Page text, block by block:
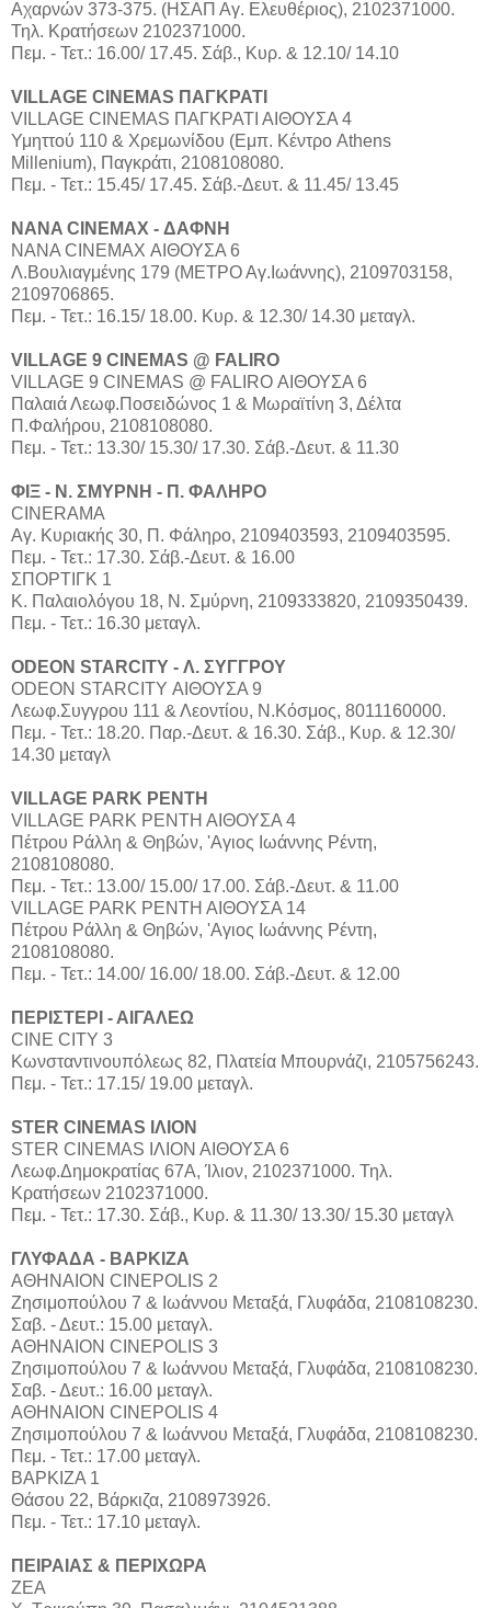
Αχαρνών 373-375. (ΗΣΑΠ Αγ. Ελευθέριος), 2102371000.
Τηλ. Κρατήσεων 2102371000.
Πεμ. - Τετ.: 16.00/ 17.45. Σάβ., Κυρ. & 12.10/ 14.10
VILLAGE CINEMAS ΠΑΓΚΡΑΤΙ
VILLAGE CINEMAS ΠΑΓΚΡΑΤΙ ΑΙΘΟΥΣΑ 4
Υμηττού 110 & Χρεμωνίδου (Εμπ. Κέντρο Athens
Millenium), Παγκράτι, 2108108080.
Πεμ. - Τετ.: 15.45/ 17.45. Σάβ.-Δευτ. & 11.45/ 13.45
NANA CINEMAX - ΔΑΦΝΗ
ΝΑΝΑ CINEMAX ΑΙΘΟΥΣΑ 6
Λ.Βουλιαγμένης 179 (ΜΕΤΡΟ Αγ.Ιωάννης), 2109703158,
2109706865.
Πεμ. - Τετ.: 16.15/ 18.00. Κυρ. & 12.30/ 14.30 μεταγλ.
VILLAGE 9 CINEMAS @ FALIRO
VILLAGE 9 CINEMAS @ FALIRO ΑΙΘΟΥΣΑ 6
Παλαιά Λεωφ.Ποσειδώνος 1 & Μωραϊτίνη 3, Δέλτα
Π.Φαλήρου, 2108108080.
Πεμ. - Τετ.: 13.30/ 15.30/ 17.30. Σάβ.-Δευτ. & 11.30
ΦΙΞ - Ν. ΣΜΥΡΝΗ - Π. ΦΑΛΗΡΟ
CINERAMA
Αγ. Κυριακής 30, Π. Φάληρο, 2109403593, 2109403595.
Πεμ. - Τετ.: 17.30. Σάβ.-Δευτ. & 16.00
ΣΠΟΡΤΙΓΚ 1
Κ. Παλαιολόγου 18, Ν. Σμύρνη, 2109333820, 2109350439.
Πεμ. - Τετ.: 16.30 μεταγλ.
ODEON STARCITY - Λ. ΣΥΓΓΡΟΥ
ODEON STARCITY ΑΙΘΟΥΣΑ 9
Λεωφ.Συγγρου 111 & Λεοντίου, Ν.Κόσμος, 8011160000.
Πεμ. - Τετ.: 18.20. Παρ.-Δευτ. & 16.30. Σάβ., Κυρ. & 12.30/
14.30 μεταγλ
VILLAGE PARK ΡΕΝΤΗ
VILLAGE PARK ΡΕΝΤΗ ΑΙΘΟΥΣΑ 4
Πέτρου Ράλλη & Θηβών, 'Αγιος Ιωάννης Ρέντη,
2108108080.
Πεμ. - Τετ.: 13.00/ 15.00/ 17.00. Σάβ.-Δευτ. & 11.00
VILLAGE PARK ΡΕΝΤΗ ΑΙΘΟΥΣΑ 14
Πέτρου Ράλλη & Θηβών, 'Αγιος Ιωάννης Ρέντη,
2108108080.
Πεμ. - Τετ.: 14.00/ 16.00/ 18.00. Σάβ.-Δευτ. & 12.00
ΠΕΡΙΣΤΕΡΙ - ΑΙΓΑΛΕΩ
CINE CITY 3
Κωνσταντινουπόλεως 82, Πλατεία Μπουρνάζι, 2105756243.
Πεμ. - Τετ.: 17.15/ 19.00 μεταγλ.
STER CINEMAS ΙΛΙΟΝ
STER CINEMAS ΙΛΙΟΝ ΑΙΘΟΥΣΑ 6
Λεωφ.Δημοκρατίας 67Α, Ίλιον, 2102371000. Τηλ.
Κρατήσεων 2102371000.
Πεμ. - Τετ.: 17.30. Σάβ., Κυρ. & 11.30/ 13.30/ 15.30 μεταγλ
ΓΛΥΦΑΔΑ - ΒΑΡΚΙΖΑ
ΑΘΗΝΑΙΟΝ CINEPOLIS 2
Ζησιμοπούλου 7 & Ιωάννου Μεταξά, Γλυφάδα, 2108108230.
Σαβ. - Δευτ.: 15.00 μεταγλ.
ΑΘΗΝΑΙΟΝ CINEPOLIS 3
Ζησιμοπούλου 7 & Ιωάννου Μεταξά, Γλυφάδα, 2108108230.
Σαβ. - Δευτ.: 16.00 μεταγλ.
ΑΘΗΝΑΙΟΝ CINEPOLIS 4
Ζησιμοπούλου 7 & Ιωάννου Μεταξά, Γλυφάδα, 2108108230.
Πεμ. - Τετ.: 17.00 μεταγλ.
ΒΑΡΚΙΖΑ 1
Θάσου 22, Βάρκιζα, 2108973926.
Πεμ. - Τετ.: 17.10 μεταγλ.
ΠΕΙΡΑΙΑΣ & ΠΕΡΙΧΩΡΑ
ΖΕΑ